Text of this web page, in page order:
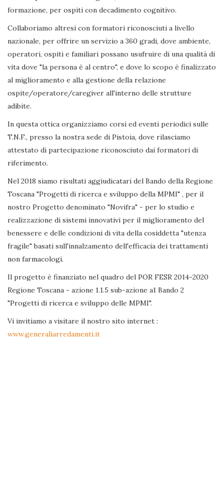
formazione, per ospiti con decadimento cognitivo.
Collaboriamo altresì con formatori riconosciuti a livello
nazionale, per offrire un servizio a 360 gradi, dove ambiente,
operatori, ospiti e familiari possano usufruire di una qualità di
vita dove "la persona è al centro", e dove lo scopo è finalizzato
al miglioramento e alla gestione della relazione
ospite/operatore/caregiver all'interno delle strutture
adibite.
In questa ottica organizziamo corsi ed eventi periodici sulle
T.N.F., presso la nostra sede di Pistoia, dove rilasciamo
attestato di partecipazione riconosciuto dai formatori di
riferimento.
Nel 2018 siamo risultati aggiudicatari del Bando della Regione
Toscana "Progetti di ricerca e sviluppo della MPMI" , per il
nostro Progetto denominato "Novifra" - per lo studio e
realizzazione di sistemi innovativi per il miglioramento del
benessere e delle condizioni di vita della cosiddetta "utenza
fragile" basati sull'innalzamento dell'efficacia dei trattamenti
non farmacologi.
Il progetto è finanziato nel quadro del POR FESR 2014-2020
Regione Toscana - azione 1.1.5 sub-azione a1 Bando 2
"Progetti di ricerca e sviluppo delle MPMI".
Vi invitiamo a visitare il nostro sito internet :
www.generaliarredamenti.it